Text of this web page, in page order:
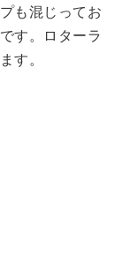
も混じってお
す。ロターラ
す。